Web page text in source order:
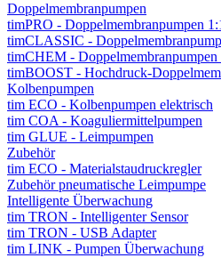
Doppelmembranpumpen
timPRO - Doppelmembranpumpen
timCLASSIC -
timCHEM - Doppelmembranpumpen
timBOOST - Hochdruck-
Kolbenpumpen
tim ECO - Kolbenpumpen elektrisch
tim COA - Koaguliermittelpumpen
tim GLUE - Leimpumpen
Zubehör
tim ECO - Materialstaudruckregler
Zubehör pneumatische Leimpumpe
Intelligente Überwachung
tim TRON - Intelligenter Sensor
tim TRON - USB Adapter
tim LINK - Pumpen Überwachung